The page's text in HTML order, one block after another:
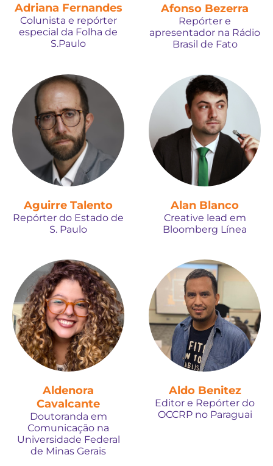
Adriana Fernandes
Colunista e repórter
especial da Folha de
S.Paulo
Afonso Bezerra
Repórter e
apresentador na Rádio
Brasil de Fato
Aguirre Talento
Repórter do Estado de
S. Paulo
Alan Blanco
Creative lead em
Bloomberg Línea
Aldenora
Cavalcante
Doutoranda em
Comunicação na
Universidade Federal
de Minas Gerais
Aldo Benitez
Editor e Repórter do
OCCRP no Paraguai